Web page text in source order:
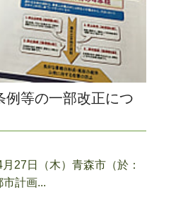
例等の一部改正につ
27日（木）青森市（於：
計画...